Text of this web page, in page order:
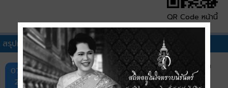
QR Code หน้านี้
สรุปผลการดำเนินการจัดซื้อจัดจ้าง (สขร.1)อื่นๆ
07 ส.ค.
2569
สรุปผลการดำเนินการจัดซื้อจัดจ้าง (แบบ สขร.1) ประจำ
เดือนกรกฎาคม พ.ศ. 2569 เทศบาลเมืองบ้านเป็ด